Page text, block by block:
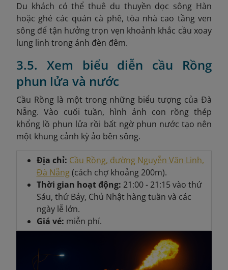
Du khách có thể thuê du thuyền dọc sông Hàn
hoặc ghé các quán cà phê, tòa nhà cao tầng ven
sông để tận hưởng trọn vẹn khoảnh khắc cầu xoay
lung linh trong ánh đèn đêm.
3.5. Xem biểu diễn cầu Rồng
phun lửa và nước
Cầu Rồng là một trong những biểu tượng của Đà
Nẵng. Vào cuối tuần, hình ảnh con rồng thép
khổng lồ phun lửa rồi bất ngờ phun nước tạo nên
một khung cảnh kỳ ảo bên sông.
Địa chỉ: Cầu Rồng, đường Nguyễn Văn Linh,
Đà Nẵng(cách chợ khoảng 200m).
Thời gian hoạt động: 21:00 - 21:15 vào thứ
Sáu, thứ Bảy, Chủ Nhật hàng tuần và các
ngày lễ lớn.
Giá vé: miễn phí.